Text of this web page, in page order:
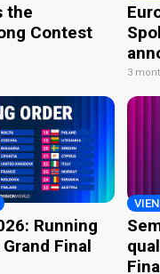
the
Contest
3
Running
Final